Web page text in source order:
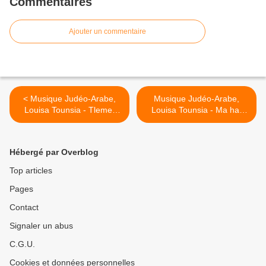
Ajouter un commentaire
< Musique Judéo-Arabe,
Louisa Tounsia - Tlemet
lahbab
Musique Judéo-Arabe,
Louisa Tounsia - Ma har
narek >
Hébergé par Overblog
Top articles
Pages
Contact
Signaler un abus
C.G.U.
Cookies et données personnelles